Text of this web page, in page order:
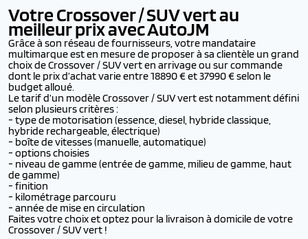
Votre Crossover / SUV vert au
meilleur prix avec AutoJM
Grâce à son réseau de fournisseurs, votre mandataire
multimarque est en mesure de proposer à sa clientèle un grand
choix de Crossover / SUV vert en arrivage ou sur commande
dont le prix d’achat varie entre 18890 € et 37990 € selon le
budget alloué.
Le tarif d’un modèle Crossover / SUV vert est notamment défini
selon plusieurs critères :
- type de motorisation (essence, diesel, hybride classique,
hybride rechargeable, électrique)
- boîte de vitesses (manuelle, automatique)
- options choisies
- niveau de gamme (entrée de gamme, milieu de gamme, haut
de gamme)
- finition
- kilométrage parcouru
- année de mise en circulation
Faites votre choix et optez pour la livraison à domicile de votre
Crossover / SUV vert !